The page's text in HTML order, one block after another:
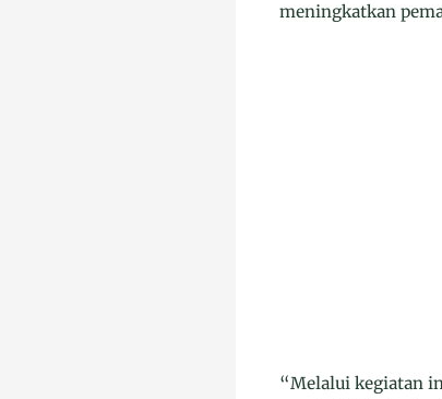
meningkatkan
“Melalui kegiatan